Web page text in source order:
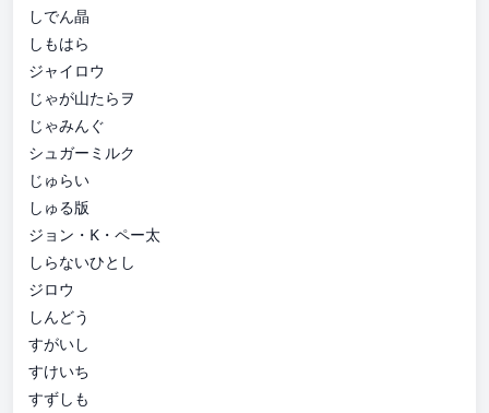
しでん晶
しもはら
ジャイロウ
じゃが山たらヲ
じゃみんぐ
シュガーミルク
じゅらい
しゅる版
ジョン・K・ペー太
しらないひとし
ジロウ
しんどう
すがいし
すけいち
すずしも